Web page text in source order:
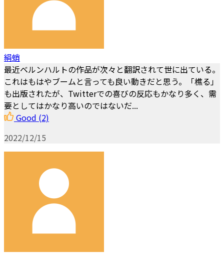
絹蛸
最近ベルンハルトの作品が次々と翻訳されて世に出ている。
これはもはやブームと言っても良い動きだと思う。「樵る」
も出版されたが、Twitterでの喜びの反応もかなり多く、需
要としてはかなり高いのではないだ...
Good (2)
2022/12/15